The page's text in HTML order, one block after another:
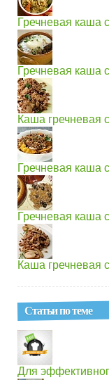
Гречневая каша
Гречневая каша
Каша гречневая
Гречневая каша
Гречневая каша
Каша гречневая
Статьи по теме
Для